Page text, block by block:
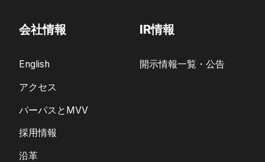
会社情報
English
アクセス
パーパスとMVV
採用情報
沿革
IR情報
開示情報一覧・公告